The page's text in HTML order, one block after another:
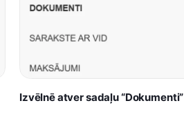
Izvēlnē atver sadaļu “Dokumenti”